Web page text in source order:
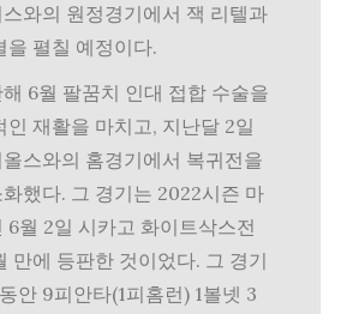
와의 원정경기에서 잭 리텔과
을 펼칠 예정이다.
6월 팔꿈치 인대 접합 수술을
인 재활을 마치고, 지난달 2일
스와의 홈경기에서 복귀전을
했다. 그 경기는 2022시즌 마
6월 2일 시카고 화이트삭스전
만에 등판한 것이었다. 그 경기
안 9피안타(1피홈런) 1볼넷 3